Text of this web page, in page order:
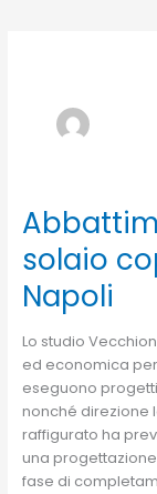
solaio
Napoli
Lo studio
ed economica
eseguono
nonché direzione
raffigurato ha
una
fase di
Abbattimento
ricostruzione
solaio
copertura
fabbricato
Napoli